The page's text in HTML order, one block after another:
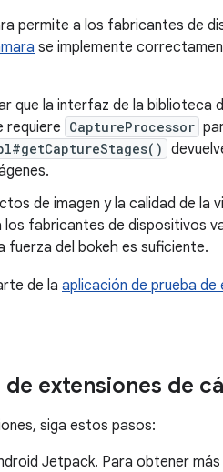
permite a los fabricantes de
se implemente
que la interfaz de la biblioteca
requiere CaptureProcessor
de imagen y la calidad de la
fabricantes de dispositivos
del bokeh es suficiente.
de la aplicación de prueba de
extensiones de
siga estos pasos:
Jetpack. Para obtener